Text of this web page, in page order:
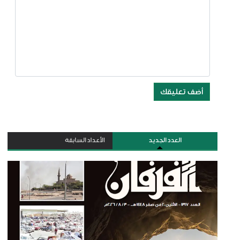
أضف تعليقك
العدد الجديد الأعداد السابقة